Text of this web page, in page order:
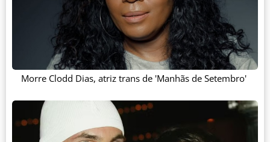
Morre Clodd Dias, atriz trans de 'Manhãs de Setembro'